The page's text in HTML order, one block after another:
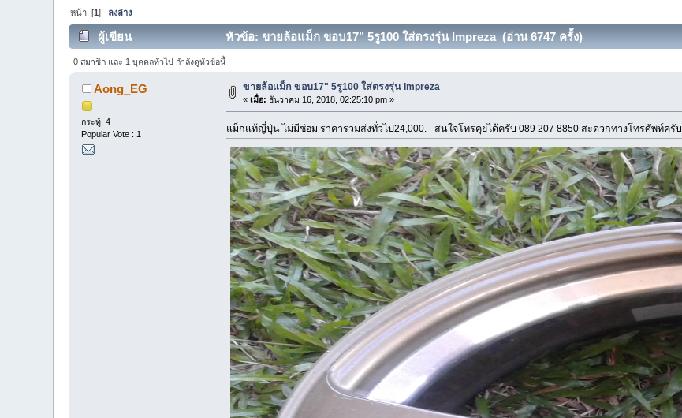
หน้า: [1] ลงล่าง
ผู้เขียน หัวข้อ: ขายล้อแม็ก ขอบ17" 5รู100 ใส่ตรงรุ่น Impreza (อ่าน 6747 ครั้ง)
0 สมาชิก และ 1 บุคคลทั่วไป กำลังดูหัวข้อนี้
Aong_EG
กระทู้: 4
Popular Vote : 1
ขายล้อแม็ก ขอบ17" 5รู100 ใส่ตรงรุ่น Impreza
«เมื่อ: ธันวาคม 16, 2018, 02:25:10 pm »
แม็กแท้ญี่ปุ่น ไม่มีซ่อม ราคารวมส่งทั่วไป24,000.- สนใจโทรคุยได้ครับ 089 207 8850 สะดวกทางโทรศัพท์ครับ